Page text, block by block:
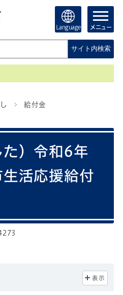
Language メニュー
サイト内検索
給付金
た）令和6年
活応援給付
表示